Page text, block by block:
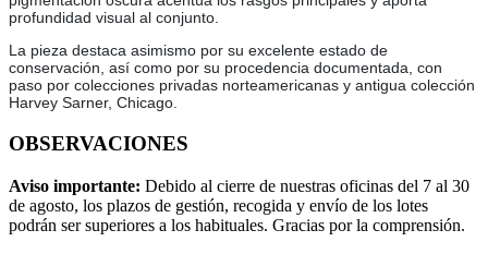
profundidad visual al conjunto.
La pieza destaca asimismo por su excelente estado de
conservación, así como por su procedencia documentada, con
paso por colecciones privadas norteamericanas y antigua colección
Harvey Sarner, Chicago.
OBSERVACIONES
Aviso importante: Debido al cierre de nuestras oficinas del 7 al 30
de agosto, los plazos de gestión, recogida y envío de los lotes
podrán ser superiores a los habituales. Gracias por la comprensión.